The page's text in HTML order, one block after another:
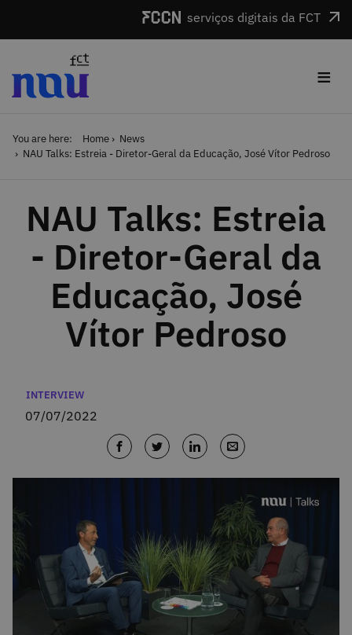
serviços digitais da FCT
≡
You are here: Home
News
NAU Talks: Estreia - Diretor-Geral da Educação, José Vítor Pedroso
NAU Talks: Estreia
- Diretor-Geral da
Educação, José
Vítor Pedroso
Categories
INTERVIEW
07/07/2022